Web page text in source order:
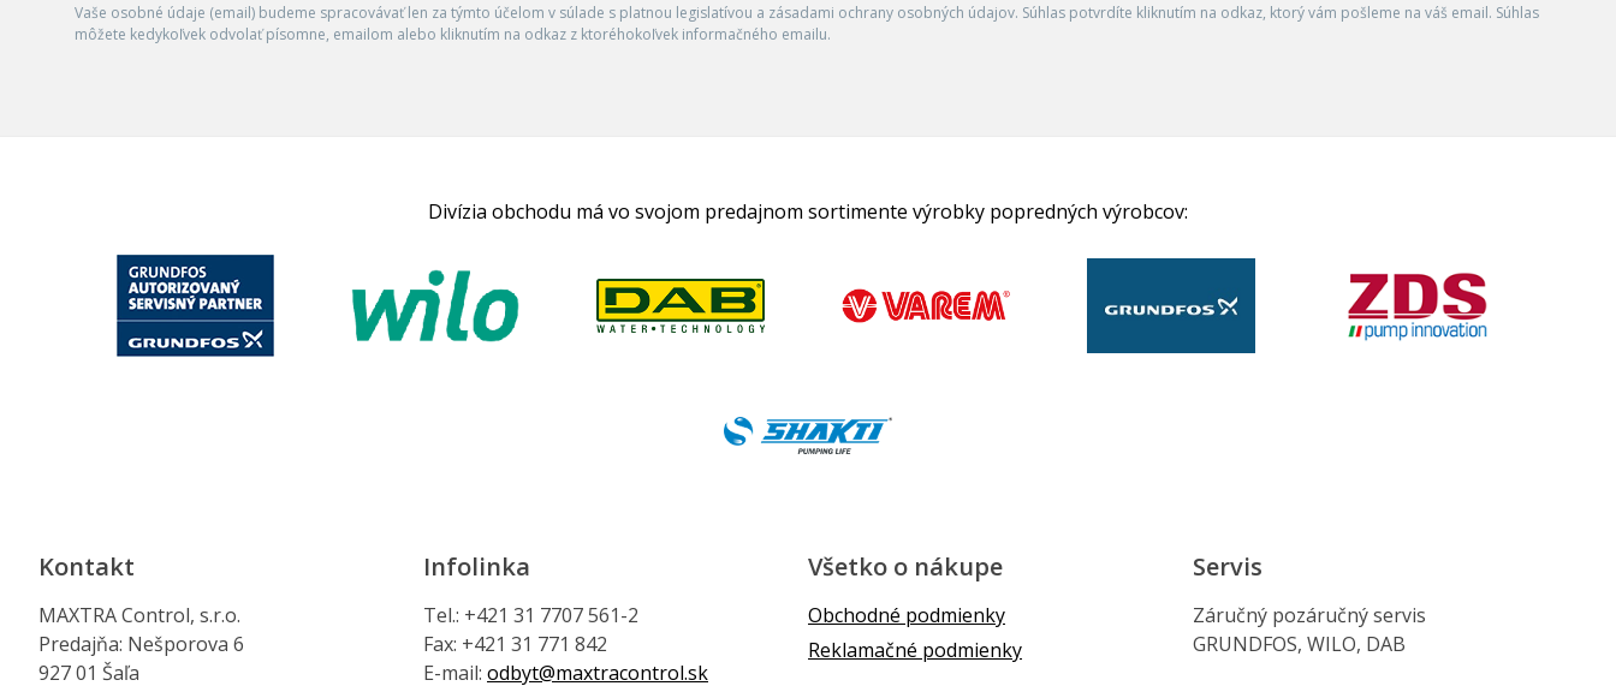
Vaše osobné údaje (email) budeme spracovávať len za týmto účelom v súlade s platnou legislatívou a zásadami ochrany osobných údajov. Súhlas potvrdíte kliknutím na odkaz, ktorý vám pošleme na váš email. Súhlas
môžete kedykoľvek odvolať písomne, emailom alebo kliknutím na odkaz z ktoréhokoľvek informačného emailu.
Divízia obchodu má vo svojom predajnom sortimente výrobky popredných výrobcov:
Kontakt
MAXTRA Control, s.r.o.
Predajňa: Nešporova 6
927 01 Šaľa
Infolinka
Tel.: +421 31 7707 561-2
Fax: +421 31 771 842
E-mail: odbyt@maxtracontrol.sk
Všetko o nákupe
Obchodné podmienky
Reklamačné podmienky
Servis
Záručný pozáručný servis
GRUNDFOS, WILO, DAB